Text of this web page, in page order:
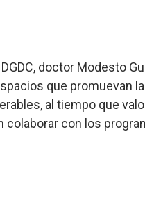
doctor Modesto
que promuevan
al tiempo que
colaborar con los